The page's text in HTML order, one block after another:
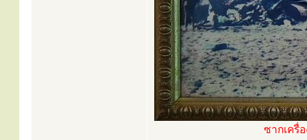
ซากเครื่